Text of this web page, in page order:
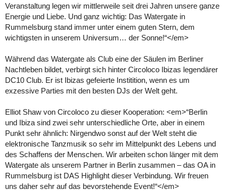
Veranstaltung legen wir mittlerweile seit drei Jahren unsere ganze
Energie und Liebe. Und ganz wichtig: Das Watergate in
Rummelsburg stand immer unter einem guten Stern, dem
wichtigsten in unserem Universum… der Sonne!“</em>
Während das Watergate als Club eine der Säulen im Berliner
Nachtleben bildet, verbirgt sich hinter Circoloco Ibizas legendärer
DC10 Club. Er ist Ibizas gefeierte Institition, wenn es um
exzessive Parties mit den besten DJs der Welt geht.
Elliot Shaw von Circoloco zu dieser Kooperation: <em>“Berlin
und Ibiza sind zwei sehr unterschiedliche Orte, aber in einem
Punkt sehr ähnlich: Nirgendwo sonst auf der Welt steht die
elektronische Tanzmusik so sehr im Mittelpunkt des Lebens und
des Schaffens der Menschen. Wir arbeiten schon länger mit dem
Watergate als unserem Partner in Berlin zusammen – das OA in
Rummelsburg ist DAS Highlight dieser Verbindung. Wir freuen
uns daher sehr auf das bevorstehende Event!“</em>